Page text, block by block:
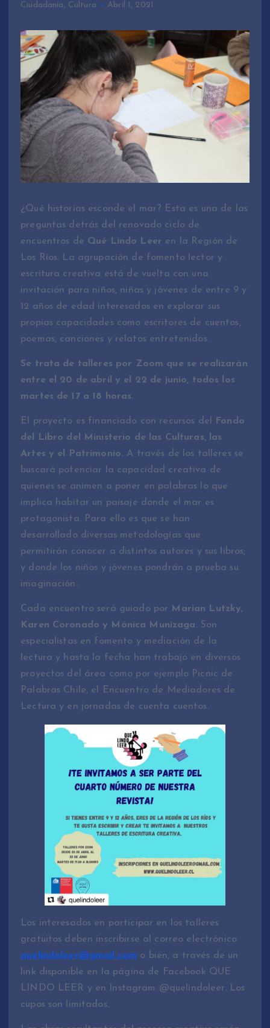
Ciudadanía , Cultura Abril 1, 2021
¿Qué historias esconde el mar? Esta es una de las
preguntas detrás del renovado ciclo de
encuentros de Qué Lindo Leer en la Región de
Los Ríos. La agrupación de fomento lector y
escritura creativa está de vuelta con una
invitación para niños, niñas y jóvenes de entre 9 y
12 años de edad interesados en explorar sus
propias capacidades como escritores de cuentos,
poemas, canciones y relatos entretenidos.
Se trata de talleres por Zoom que se realizarán
entre el 20 de abril y el 22 de junio, todos los
martes de 17 a 18 horas.
El proyecto es financiado con recursos del
Fondo
del Libro del Ministerio de las Culturas, las
Artes y el Patrimonio. A través de los talleres se
buscará potenciar la capacidad creativa de
quienes se animen a poner en palabras lo que
implica habitar un paisaje donde el mar es
protagonista. Para ello es que se han
desarrollado diversas metodologías que
permitirán conocer a distintos autores y sus libros;
y donde los niños y jóvenes pondrán a prueba su
imaginación.
Cada encuentro será guiado por Marian Lutzky,
Karen Coronado y Mónica Munizaga. Son
especialistas en fomento y mediación de la
lectura y hasta la fecha han trabajo en diversos
proyectos del área como por ejemplo Picnic de
Palabras Chile, el Encuentro de Mediadores de
Lectura y en jornadas de cuenta cuentos.
Los interesados en participar en los talleres
gratuitos deben inscribirse al correo electrónico
quelindoleer@gmail.com o bien, a través de un
link disponible en la página de Facebook QUE
LINDO LEER y en Instagram @quelindoleer. Los
cupos son limitados.